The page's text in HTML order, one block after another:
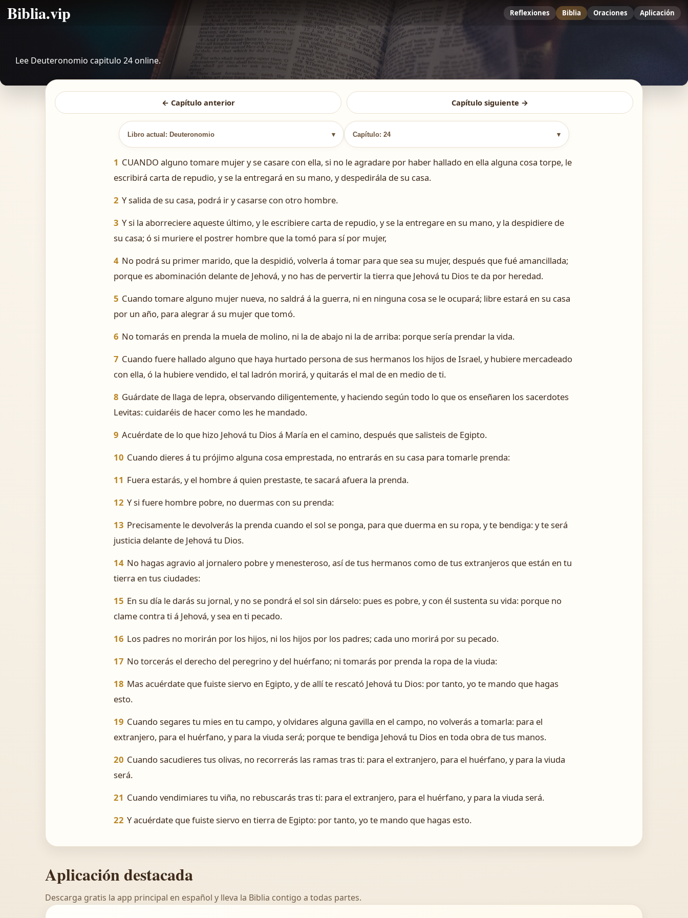
Biblia.vip Reflexiones Biblia Oraciones Aplicación
Lee Deuteronomio capitulo 24 online.
← Capítulo anterior Capítulo siguiente →
Libro actual: Deuteronomio ▾ Capítulo: 24 ▾
1 CUANDO alguno tomare mujer y se casare con ella, si no le agradare por haber hallado en ella alguna cosa torpe, le
escribirá carta de repudio, y se la entregará en su mano, y despedirála de su casa.
2 Y salida de su casa, podrá ir y casarse con otro hombre.
3 Y si la aborreciere aqueste último, y le escribiere carta de repudio, y se la entregare en su mano, y la despidiere de
su casa; ó si muriere el postrer hombre que la tomó para sí por mujer,
4 No podrá su primer marido, que la despidió, volverla á tomar para que sea su mujer, después que fué amancillada;
porque es abominación delante de Jehová, y no has de pervertir la tierra que Jehová tu Dios te da por heredad.
5 Cuando tomare alguno mujer nueva, no saldrá á la guerra, ni en ninguna cosa se le ocupará; libre estará en su casa
por un año, para alegrar á su mujer que tomó.
6 No tomarás en prenda la muela de molino, ni la de abajo ni la de arriba: porque sería prendar la vida.
7 Cuando fuere hallado alguno que haya hurtado persona de sus hermanos los hijos de Israel, y hubiere mercadeado
con ella, ó la hubiere vendido, el tal ladrón morirá, y quitarás el mal de en medio de ti.
8 Guárdate de llaga de lepra, observando diligentemente, y haciendo según todo lo que os enseñaren los sacerdotes
Levitas: cuidaréis de hacer como les he mandado.
9 Acuérdate de lo que hizo Jehová tu Dios á María en el camino, después que salisteis de Egipto.
10 Cuando dieres á tu prójimo alguna cosa emprestada, no entrarás en su casa para tomarle prenda:
11 Fuera estarás, y el hombre á quien prestaste, te sacará afuera la prenda.
12 Y si fuere hombre pobre, no duermas con su prenda:
13 Precisamente le devolverás la prenda cuando el sol se ponga, para que duerma en su ropa, y te bendiga: y te será
justicia delante de Jehová tu Dios.
14 No hagas agravio al jornalero pobre y menesteroso, así de tus hermanos como de tus extranjeros que están en tu
tierra en tus ciudades:
15 En su día le darás su jornal, y no se pondrá el sol sin dárselo: pues es pobre, y con él sustenta su vida: porque no
clame contra ti á Jehová, y sea en ti pecado.
16 Los padres no morirán por los hijos, ni los hijos por los padres; cada uno morirá por su pecado.
17 No torcerás el derecho del peregrino y del huérfano; ni tomarás por prenda la ropa de la viuda:
18 Mas acuérdate que fuiste siervo en Egipto, y de allí te rescató Jehová tu Dios: por tanto, yo te mando que hagas
esto.
19 Cuando segares tu mies en tu campo, y olvidares alguna gavilla en el campo, no volverás a tomarla: para el
extranjero, para el huérfano, y para la viuda será; porque te bendiga Jehová tu Dios en toda obra de tus manos.
20 Cuando sacudieres tus olivas, no recorrerás las ramas tras ti: para el extranjero, para el huérfano, y para la viuda
será.
21 Cuando vendimiares tu viña, no rebuscarás tras ti: para el extranjero, para el huérfano, y para la viuda será.
22 Y acuérdate que fuiste siervo en tierra de Egipto: por tanto, yo te mando que hagas esto.
Aplicación destacada
Descarga gratis la app principal en español y lleva la Biblia contigo a todas partes.